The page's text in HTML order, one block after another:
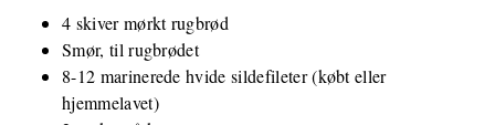
4 skiver mørkt rugbrød
Smør, til rugbrødet
8-12 marinerede hvide sildefileter (købt eller
hjemmelavet)